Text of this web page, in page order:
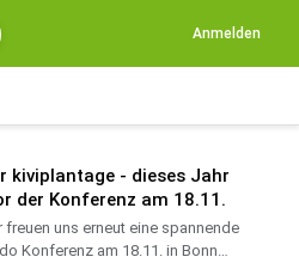
Anmelden
kiviplantage - dieses Jahr
der Konferenz am 18.11.
freuen uns erneut eine spannende
Konferenz am 18.11. in Bonn